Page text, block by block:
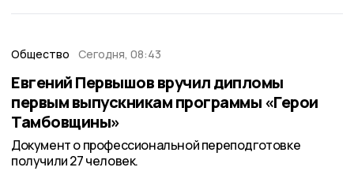
Общество Сегодня, 08:43
Евгений Первышов вручил дипломы
первым выпускникам программы «Герои
Тамбовщины»
Документ о профессиональной переподготовке
получили 27 человек.